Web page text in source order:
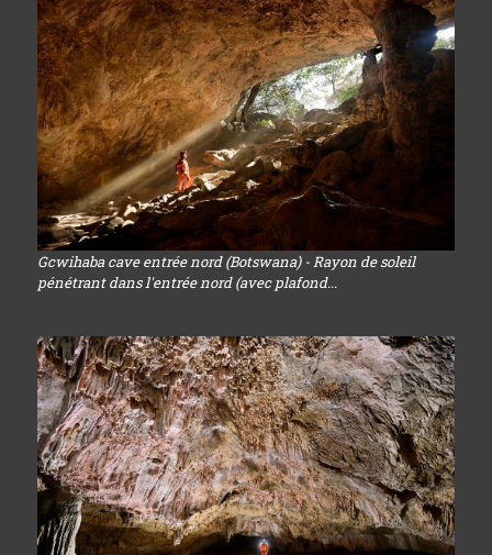
Gcwihaba cave entrée nord (Botswana) - Rayon de soleil
pénétrant dans l'entrée nord (avec plafond...